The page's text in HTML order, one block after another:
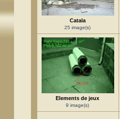
Catala
25 image(s)
Elements de jeux
9 image(s)